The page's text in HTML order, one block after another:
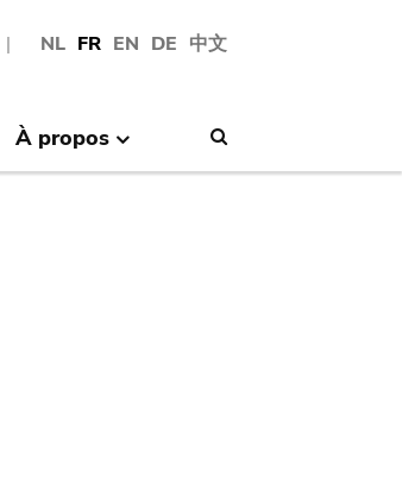
NL FR EN DE 中文
À propos